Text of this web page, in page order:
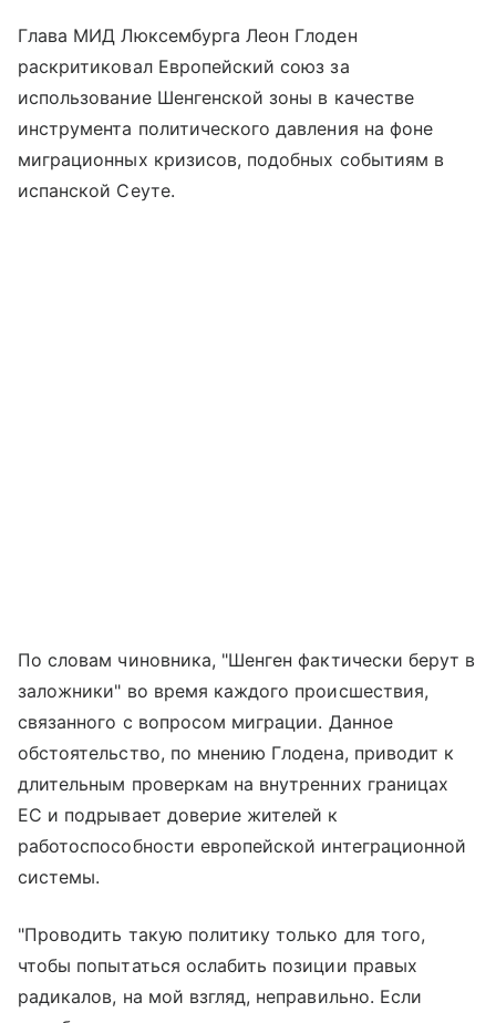
Глава МИД Люксембурга Леон Глоден
раскритиковал Европейский союз за
использование Шенгенской зоны в качестве
инструмента политического давления на фоне
миграционных кризисов, подобных событиям в
испанской Сеуте.
По словам чиновника, "Шенген фактически берут в
заложники" во время каждого происшествия,
связанного с вопросом миграции. Данное
обстоятельство, по мнению Глодена, приводит к
длительным проверкам на внутренних границах
ЕС и подрывает доверие жителей к
работоспособности европейской интеграционной
системы.
"Проводить такую политику только для того,
чтобы попытаться ослабить позиции правых
радикалов, на мой взгляд, неправильно. Если